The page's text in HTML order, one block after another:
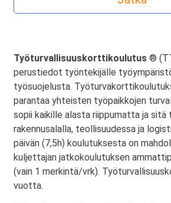
Työturvallisuuskorttikoulutus ®
perustiedot työntekijälle
työsuojelusta.
parantaa yhteisten työpaikkojen
sopii kaikille alasta riippumatta ja
rakennusalalla, teollisuudessa ja
päivän (7,5h) koulutuksesta on
kuljettajan jatkokoulutuksen
(vain 1 merkintä/vrk).
vuotta.